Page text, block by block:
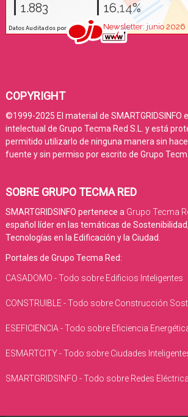
COPYRIGHT
©1999-2025 El material de SMARTGRIDSINFO
intelectual de Grupo Tecma Red S.L. y está
permitido utilizarlo de ninguna manera sin
fuente y sin permiso por escrito de Grupo Tecma
SOBRE GRUPO TECMA RED
SMARTGRIDSINFO pertenece a Grupo Tecma
español líder en las temáticas de
Tecnologías en la Edificación y la Ciudad.
Portales de Grupo Tecma Red:
CASADOMO - Todo sobre Edificios Inteligentes
CONSTRUIBLE - Todo sobre Construcción
ESEFICIENCIA - Todo sobre Eficiencia
ESMARTCITY - Todo sobre Ciudades
SMARTGRIDSINFO - Todo sobre Redes